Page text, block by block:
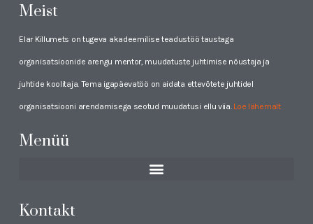
Meist
Elar Killumets on tugeva akadeemilise teadustöö taustaga
organisatsioonide arengu mentor, muudatuste juhtimise nõustaja ja
juhtide koolitaja. Tema igapäevatöö on aidata ettevõtete juhtidel
organisatsiooni arendamisega seotud muudatusi ellu viia. Loe lähemalt
Menüü
Kontakt